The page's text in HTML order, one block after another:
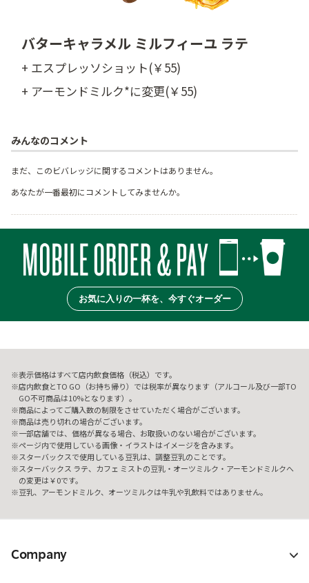
バターキャラメル ミルフィーユ ラテ
+ エスプレッソショット(￥55)
+ アーモンドミルク*に変更(￥55)
みんなのコメント
まだ、このビバレッジに関するコメントはありません。
あなたが一番最初にコメントしてみませんか。
お気に入りの一杯を、今すぐオーダー
表示価格はすべて店内飲食価格（税込）です。
店内飲食とTO GO（お持ち帰り）では税率が異なります（アルコール及び一部TO
GO不可商品は10%となります）。
商品によってご購入数の制限をさせていただく場合がございます。
商品は売り切れの場合がございます。
一部店舗では、価格が異なる場合、お取扱いのない場合がございます。
ページ内で使用している画像・イラストはイメージを含みます。
スターバックスで使用している豆乳は、調整豆乳のことです。
スターバックス ラテ、カフェ ミストの豆乳・オーツミルク・アーモンドミルクへ
の変更は￥0です。
豆乳、アーモンドミルク、オーツミルクは牛乳や乳飲料ではありません。
Company